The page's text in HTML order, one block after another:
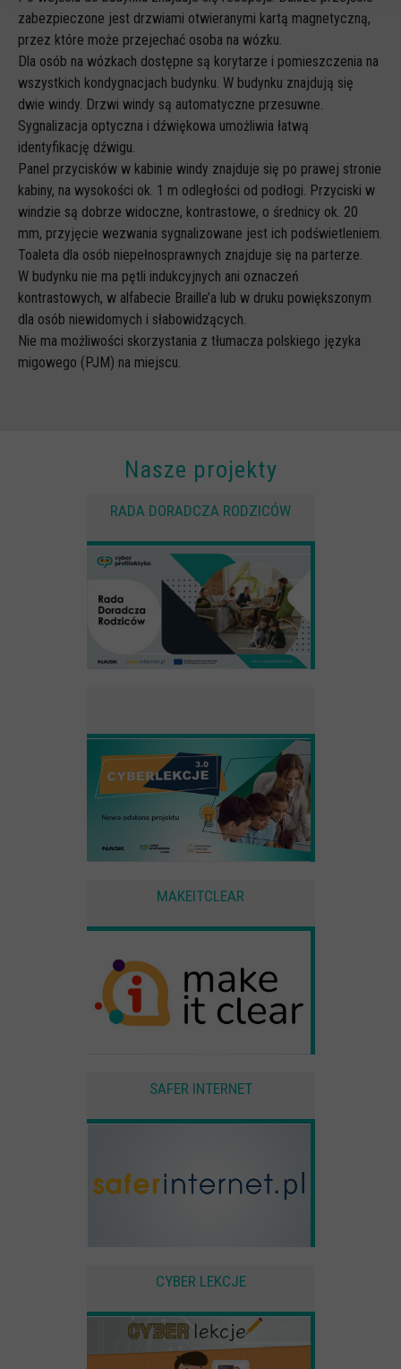
zabezpieczone jest drzwiami otwieranymi kartą magnetyczną,
przez które może przejechać osoba na wózku.
Dla osób na wózkach dostępne są korytarze i pomieszczenia na
wszystkich kondygnacjach budynku. W budynku znajdują się
dwie windy. Drzwi windy są automatyczne przesuwne.
Sygnalizacja optyczna i dźwiękowa umożliwia łatwą
identyfikację dźwigu.
Panel przycisków w kabinie windy znajduje się po prawej stronie
kabiny, na wysokości ok. 1 m odległości od podłogi. Przyciski w
windzie są dobrze widoczne, kontrastowe, o średnicy ok. 20
mm, przyjęcie wezwania sygnalizowane jest ich podświetleniem.
Toaleta dla osób niepełnosprawnych znajduje się na parterze.
W budynku nie ma pętli indukcyjnych ani oznaczeń
kontrastowych, w alfabecie Braille’a lub w druku powiększonym
dla osób niewidomych i słabowidzących.
Nie ma możliwości skorzystania z tłumacza polskiego języka
migowego (PJM) na miejscu.
Nasze projekty
RADA DORADCZA RODZICÓW
MAKEITCLEAR
SAFER INTERNET
CYBER LEKCJE
Anonimowe statystyki odwiedzin strony oraz zachowania
użytkownika
Pliki Cookies od zewnętrznych dostawców usług takich jak filmy
Youtube